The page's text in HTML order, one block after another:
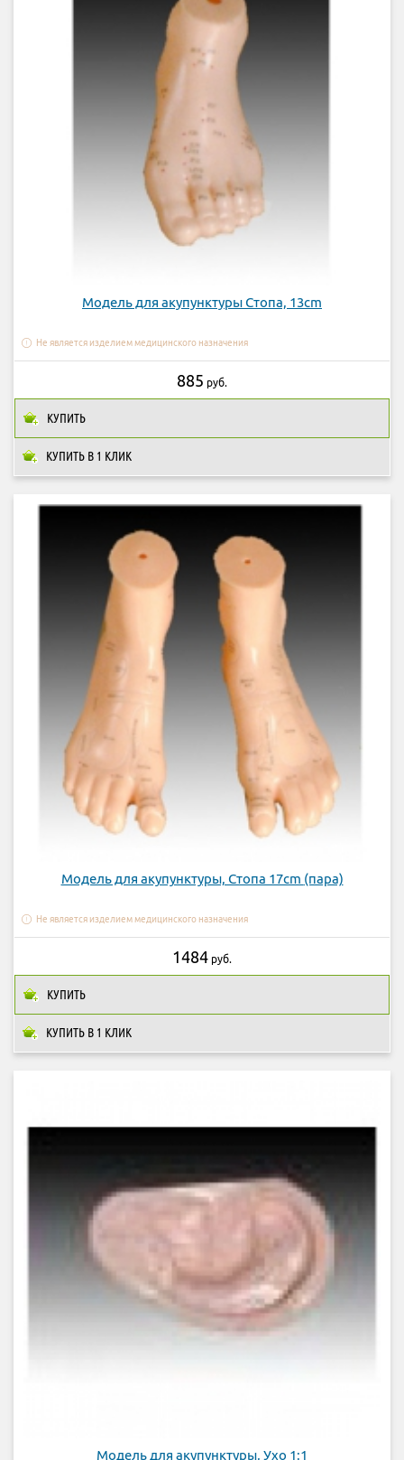
Модель для акупунктуры Стопа, 13cm
Не является изделием медицинского назначения
КУПИТЬ В 1 КЛИК
885 руб.
КУПИТЬ
Модель для акупунктуры, Стопа 17cm (пара)
Не является изделием медицинского назначения
КУПИТЬ В 1 КЛИК
1484 руб.
КУПИТЬ
Модель для акупунктуры, Ухо 1:1